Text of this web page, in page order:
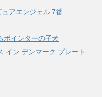
アエンジェル 7番
ポインターの子犬
イン デンマーク プレート